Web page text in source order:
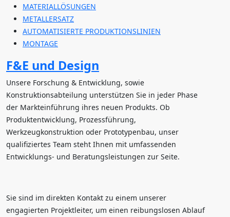
MATERIALLÖSUNGEN
METALLERSATZ
AUTOMATISIERTE PRODUKTIONSLINIEN
MONTAGE
F&E und Design
Unsere Forschung & Entwicklung, sowie
Konstruktionsabteilung unterstützen Sie in jeder Phase
der Markteinführung ihres neuen Produkts. Ob
Produktentwicklung, Prozessführung,
Werkzeugkonstruktion oder Prototypenbau, unser
qualifiziertes Team steht Ihnen mit umfassenden
Entwicklungs- und Beratungsleistungen zur Seite.
Sie sind im direkten Kontakt zu einem unserer
engagierten Projektleiter, um einen reibungslosen Ablauf